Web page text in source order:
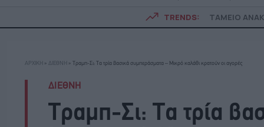
TRENDS: ΤΑΜΕΙΟ
ΟΙΚΟΝΟΜΙΑ ΑΚΙΝΗΤΑ
ΑΡΧΙΚΗ » ΔΙΕΘΝΗ » Τραμπ-Σι: Τα τρία βασικά συμπεράσματα – Μικρό καλάθι κρατούν οι αγορές
ΔΙΕΘΝΗ
Τραμπ-Σι: Τα τρία